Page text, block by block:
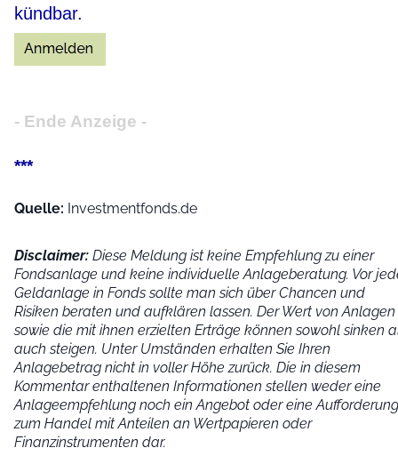
kündbar.
- Ende Anzeige -
***
Quelle: Investmentfonds.de
Disclaimer: Diese Meldung ist keine Empfehlung zu einer
Fondsanlage und keine individuelle Anlageberatung. Vor
Geldanlage in Fonds sollte man sich über Chancen und
Risiken beraten und aufklären lassen. Der Wert von Anlagen
sowie die mit ihnen erzielten Erträge können sowohl sinken
auch steigen. Unter Umständen erhalten Sie Ihren
Anlagebetrag nicht in voller Höhe zurück. Die in diesem
Kommentar enthaltenen Informationen stellen weder eine
Anlageempfehlung noch ein Angebot oder eine Aufforderung
zum Handel mit Anteilen an Wertpapieren oder
Finanzinstrumenten dar.